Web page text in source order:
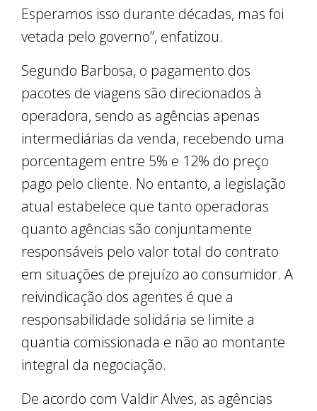
Esperamos isso durante décadas, mas foi
vetada pelo governo”, enfatizou.
Segundo Barbosa, o pagamento dos
pacotes de viagens são direcionados à
operadora, sendo as agências apenas
intermediárias da venda, recebendo uma
porcentagem entre 5% e 12% do preço
pago pelo cliente. No entanto, a legislação
atual estabelece que tanto operadoras
quanto agências são conjuntamente
responsáveis pelo valor total do contrato
em situações de prejuízo ao consumidor. A
reivindicação dos agentes é que a
responsabilidade solidária se limite a
quantia comissionada e não ao montante
integral da negociação.
De acordo com Valdir Alves, as agências